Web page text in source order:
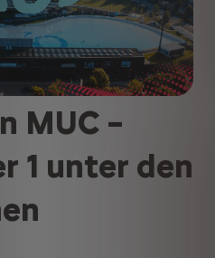
MUC –
1 unter den